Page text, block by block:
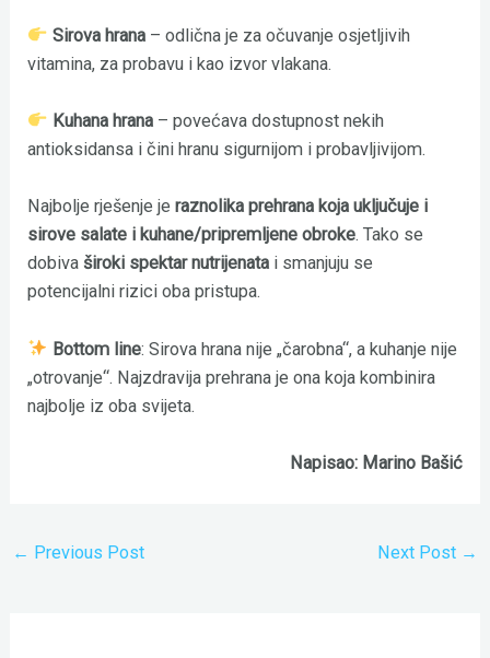
Sirova hrana – odlična je za očuvanje osjetljivih
vitamina, za probavu i kao izvor vlakana.
Kuhana hrana– povećava dostupnost nekih
antioksidansa i čini hranu sigurnijom i probavljivijom.
Najbolje rješenje jeraznolika prehrana koja uključuje i
sirove salate i kuhane/pripremljene obroke. Tako se
dobiva široki spektar nutrijenata i smanjuju se
potencijalni rizici oba pristupa.
Bottom line: Sirova hrana nije „čarobna“, a kuhanje nije
„otrovanje“. Najzdravija prehrana je ona koja kombinira
najbolje iz oba svijeta.
Napisao: Marino Bašić
← Previous Post Next Post →